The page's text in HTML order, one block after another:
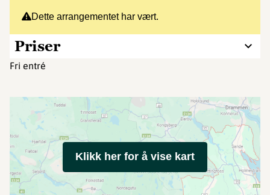
Dette arrangementet har vært.
Priser
Fri entré
Klikk her for å vise kart